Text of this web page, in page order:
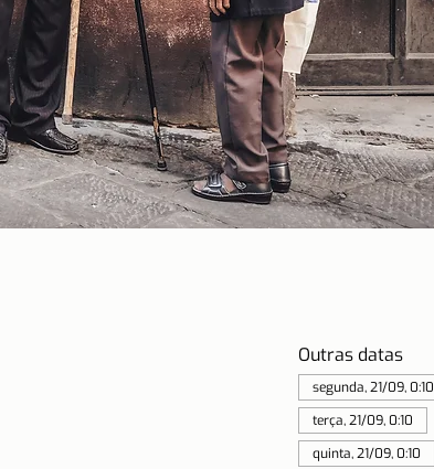
Outras datas
segunda, 21/09, 0:10
terça, 21/09, 0:10
quinta, 21/09, 0:10